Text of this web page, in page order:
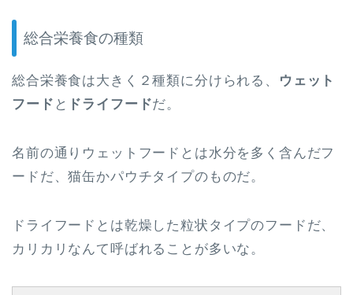
総合栄養食の種類
総合栄養食は大きく２種類に分けられる、
ウェット
フード と ドライフードだ。
名前の通りウェットフードとは水分を多く含んだフ
ードだ、猫缶かパウチタイプのものだ。
ドライフードとは乾燥した粒状タイプのフードだ、
カリカリなんて呼ばれることが多いな。